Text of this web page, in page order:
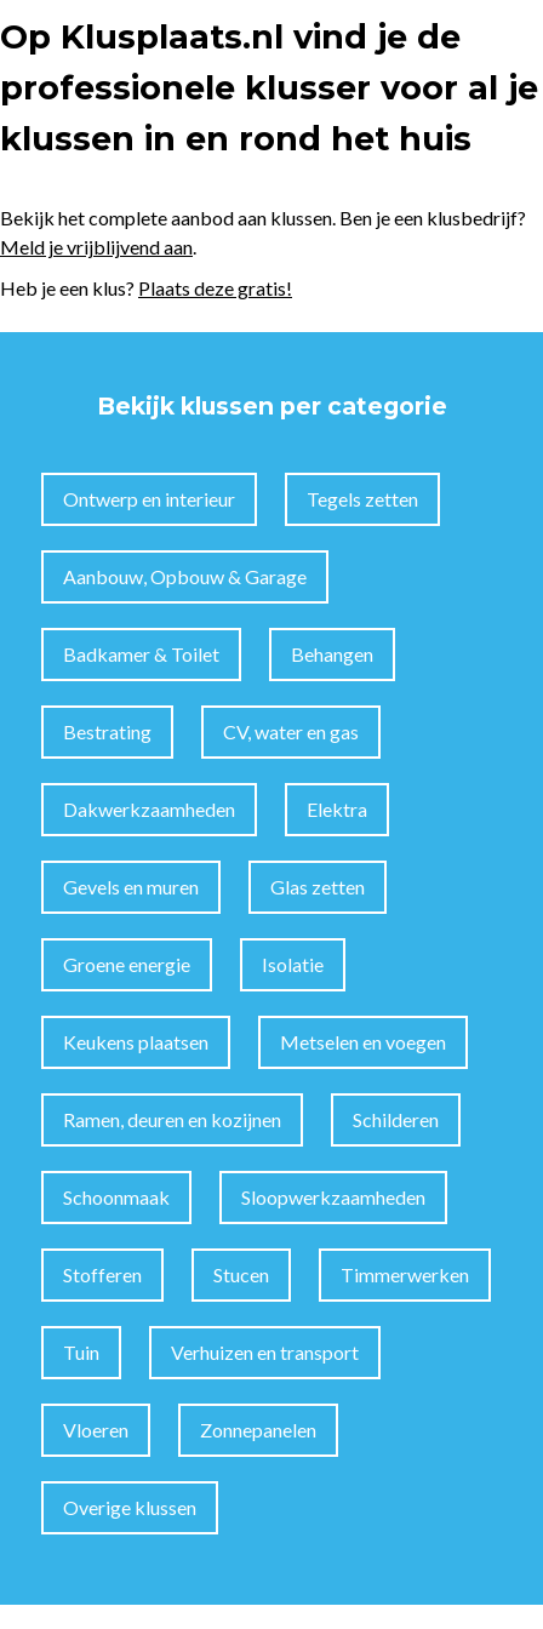
Op Klusplaats.nl vind je de
professionele klusser voor al je
klussen in en rond het huis
Bekijk het complete aanbod aan klussen. Ben je een klusbedrijf?
Meld je vrijblijvend aan.
Heb je een klus? Plaats deze gratis!
Bekijk klussen per categorie
Ontwerp en interieur Tegels zetten
Aanbouw, Opbouw & Garage
Badkamer & Toilet Behangen
Bestrating CV, water en gas
Dakwerkzaamheden Elektra
Gevels en muren Glas zetten
Groene energie Isolatie
Keukens plaatsen Metselen en voegen
Ramen, deuren en kozijnen Schilderen
Schoonmaak Sloopwerkzaamheden
Stofferen Stucen Timmerwerken
Tuin Verhuizen en transport
Vloeren Zonnepanelen
Overige klussen